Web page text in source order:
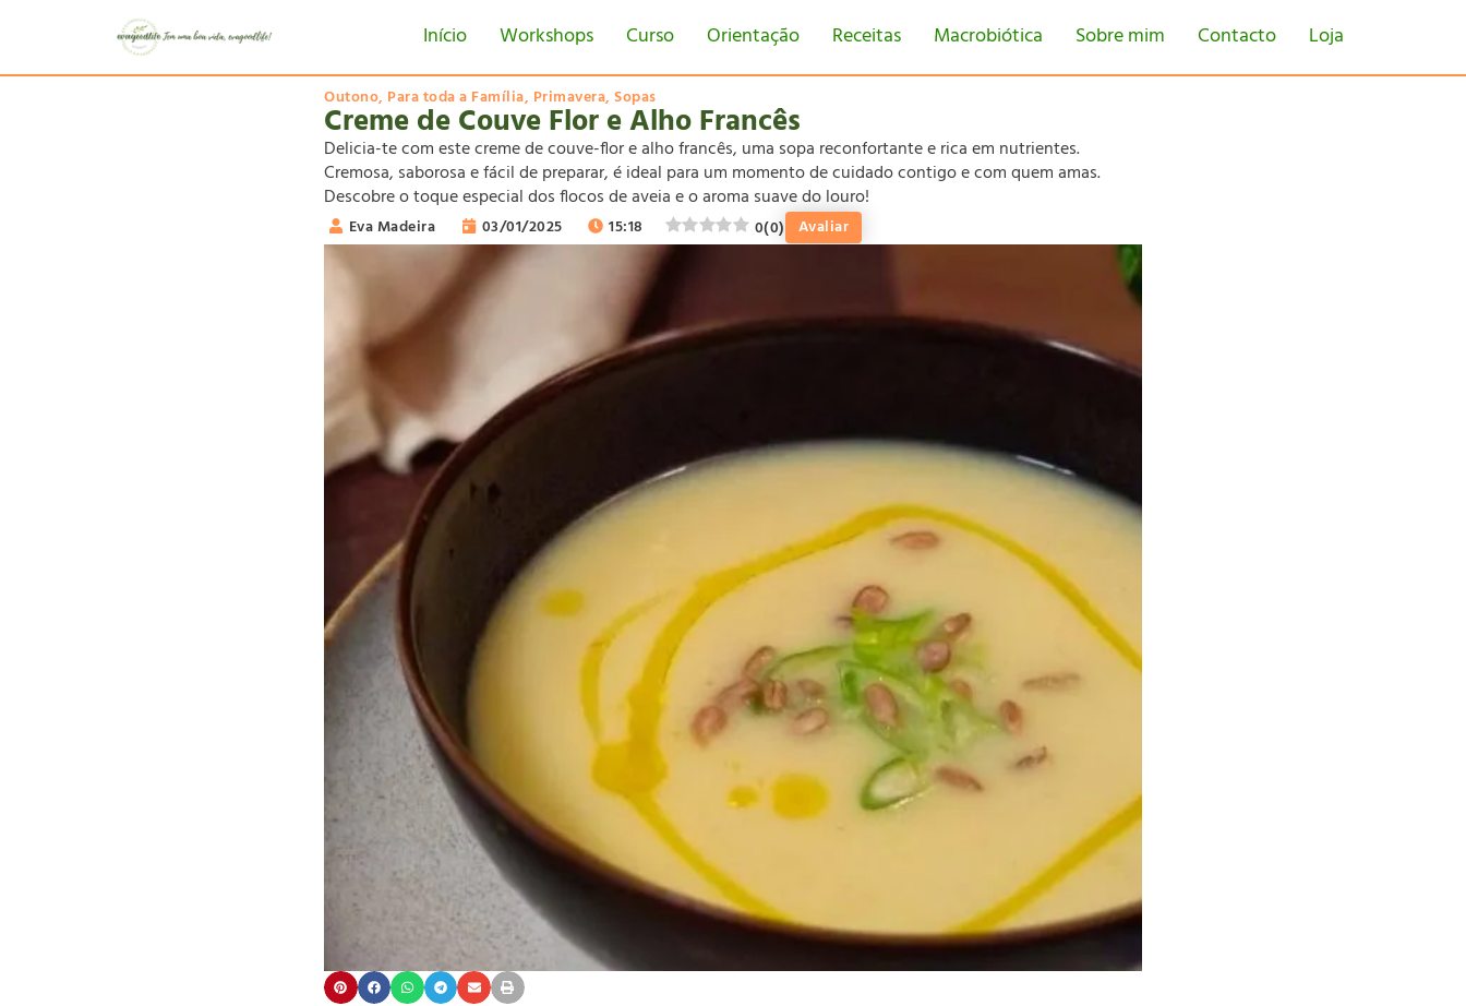
Início Workshops Curso Orientação Receitas Macrobiótica Sobre mim Contacto Loja
Outono, Para toda a Família, Primavera, Sopas
Creme de Couve Flor e Alho Francês
Delicia-te com este creme de couve-flor e alho francês, uma sopa reconfortante e rica em nutrientes.
Cremosa, saborosa e fácil de preparar, é ideal para um momento de cuidado contigo e com quem amas.
Descobre o toque especial dos flocos de aveia e o aroma suave do louro!
Eva Madeira 03/01/2025 15:18 0(0) Avaliar